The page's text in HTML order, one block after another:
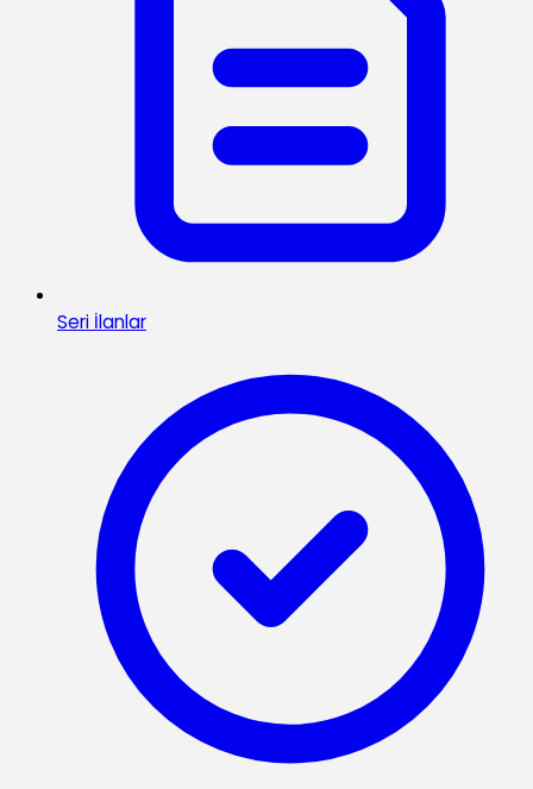
Seri İlanlar